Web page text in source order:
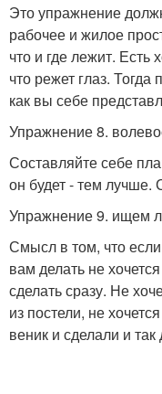
Это упражнение
рабочее и жилое
что и где лежит. Есть
что режет глаз. Тогда
как вы себе
Упражнение 8.
Составляйте себе
он будет - тем лучше.
Упражнение 9. ищем
Смысл в том, что
вам делать не
сделать сразу. Не
из постели, не
веник и сделали и так